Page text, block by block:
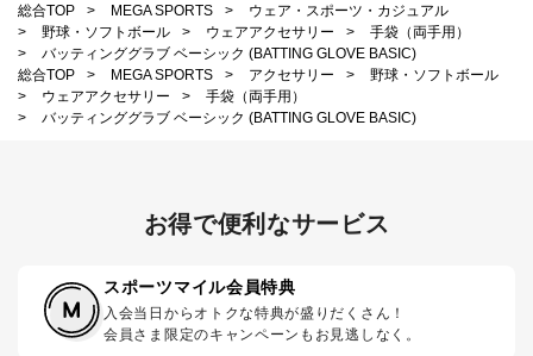
総合TOP
> MEGA SPORTS >
ウェア・スポーツ・カジュアル
>
野球・ソフトボール > ウェアアクセサリー >
手袋（両手用）
>
バッティンググラブ ベーシック (BATTING GLOVE BASIC)
総合TOP
> MEGA SPORTS > アクセサリー >
野球・ソフトボール
>
ウェアアクセサリー >
手袋（両手用）
>
バッティンググラブ ベーシック (BATTING GLOVE BASIC)
お得で便利なサービス
スポーツマイル会員特典
入会当日からオトクな特典が盛りだくさん！
会員さま限定のキャンペーンもお見逃しなく。